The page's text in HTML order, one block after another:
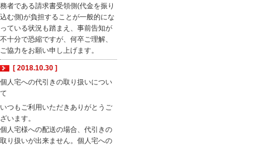
務者である請求書受領側(代金を振り
込む側)が負担することが一般的にな
っている状況も踏まえ、事前告知が
不十分で恐縮ですが、何卒ご理解、
ご協力をお願い申し上げます。
[ 2018.10.30 ]
個人宅への代引きの取り扱いについ
て
いつもご利用いただきありがとうご
ざいます。
個人宅様への配送の場合、代引きの
取り扱いが出来ません。個人宅への